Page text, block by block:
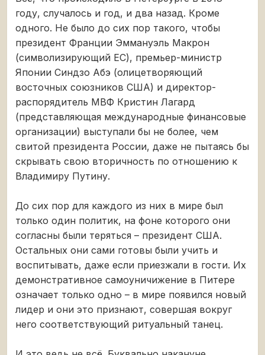
году, случалось и год, и два назад. Кроме
одного. Не было до сих пор такого, чтобы
президент Франции Эммануэль Макрон
(символизирующий ЕС), премьер-министр
Японии Синдзо Абэ (олицетворяющий
восточных союзников США) и директор-
распорядитель МВФ Кристин Лагард
(представляющая международные финансовые
организации) выступали бы не более, чем
свитой президента России, даже не пытаясь бы
скрывать свою вторичность по отношению к
Владимиру Путину.
До сих пор для каждого из них в мире был
только один политик, на фоне которого они
согласны были теряться – президент США.
Остальных они сами готовы были учить и
воспитывать, даже если приезжали в гости. Их
демонстративное самоуничижение в Питере
означает только одно – в мире появился новый
лидер и они это признают, совершая вокруг
него соответствующий ритуальный танец.